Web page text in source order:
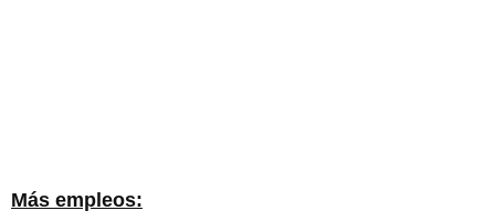
Más empleos: